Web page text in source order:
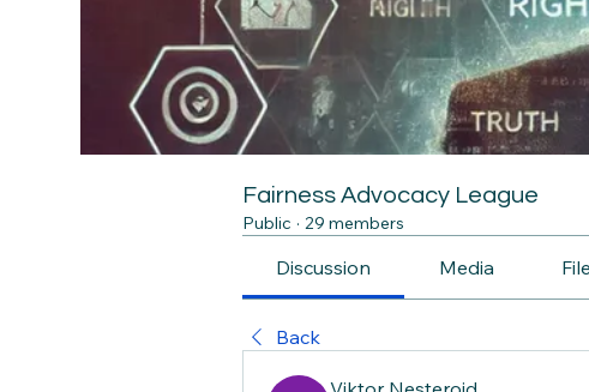
Fairness Advocacy League
Public · 29 members
Discussion Media
Back